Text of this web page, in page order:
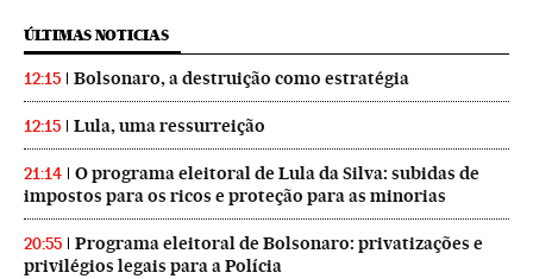
ÚLTIMAS NOTICIAS
12:15 Bolsonaro, a destruição como estratégia
12:15 Lula, uma ressurreição
21:14
O programa eleitoral de Lula da Silva: subidas de
impostos para os ricos e proteção para as minorias
20:55
Programa eleitoral de Bolsonaro: privatizações e
privilégios legais para a Polícia